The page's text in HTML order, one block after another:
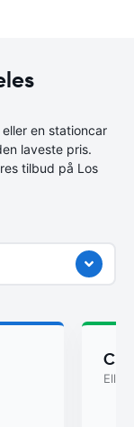
en stationcar
laveste pris.
tilbud på Los
Eller